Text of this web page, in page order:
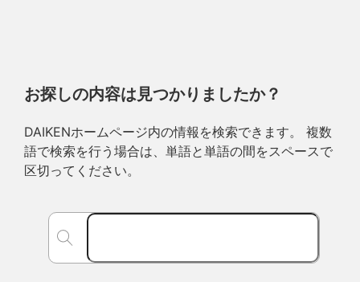
お探しの内容は見つかりましたか？
DAIKENホームページ内の情報を検索できます。 複数
語で検索を行う場合は、単語と単語の間をスペースで
区切ってください。